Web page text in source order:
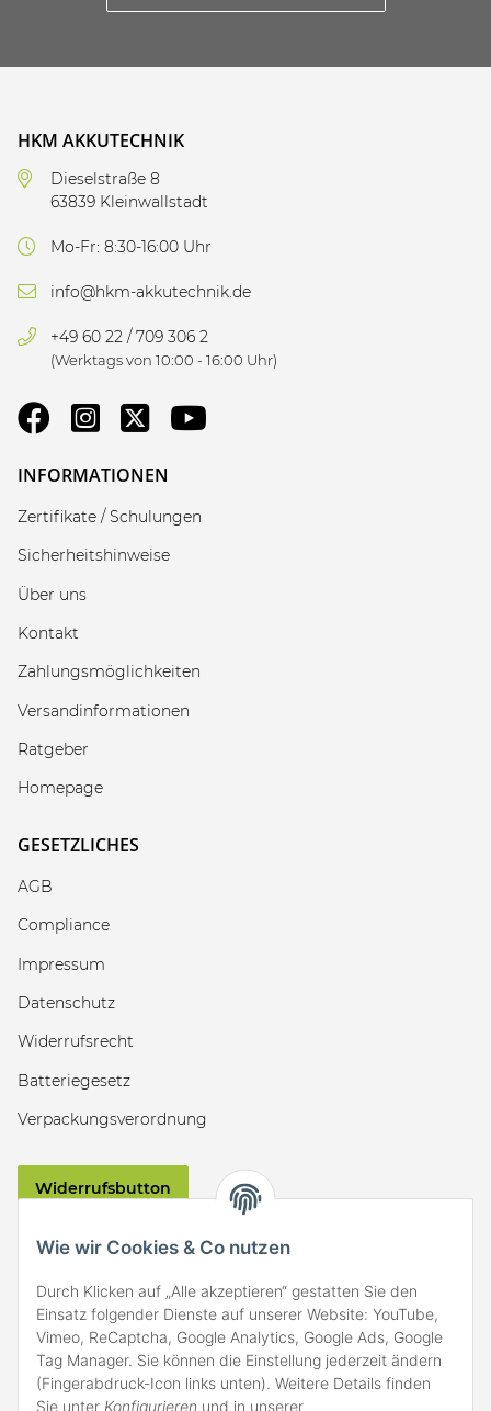
Wie wir Cookies & Co nutzen
Durch Klicken auf „Alle akzeptieren“ gestatten Sie den
Einsatz folgender Dienste auf unserer Website: YouTube,
Vimeo, ReCaptcha, Google Analytics, Google Ads, Google
Tag Manager. Sie können die Einstellung jederzeit ändern
(Fingerabdruck-Icon links unten). Weitere Details finden
Sie unter Konfigurieren und in unserer
HKM AKKUTECHNIK
Dieselstraße 8
63839 Kleinwallstadt
Mo-Fr: 8:30-16:00 Uhr
info@hkm-akkutechnik.de
+49 60 22 / 709 306 2
(Werktags von 10:00 - 16:00 Uhr)
INFORMATIONEN
Zertifikate / Schulungen
Sicherheitshinweise
Über uns
Kontakt
Zahlungsmöglichkeiten
Versandinformationen
Ratgeber
Homepage
GESETZLICHES
AGB
Compliance
Impressum
Datenschutz
Widerrufsrecht
Batteriegesetz
Verpackungsverordnung
Widerrufsbutton